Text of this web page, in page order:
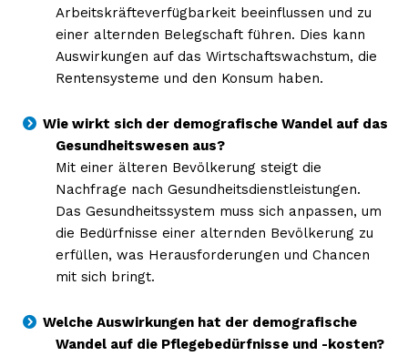
Arbeitskräfteverfügbarkeit beeinflussen und zu
einer alternden Belegschaft führen. Dies kann
Auswirkungen auf das Wirtschaftswachstum, die
Rentensysteme und den Konsum haben.
Wie wirkt sich der demografische Wandel auf das
Gesundheitswesen aus?
Mit einer älteren Bevölkerung steigt die
Nachfrage nach Gesundheitsdienstleistungen.
Das Gesundheitssystem muss sich anpassen, um
die Bedürfnisse einer alternden Bevölkerung zu
erfüllen, was Herausforderungen und Chancen
mit sich bringt.
Welche Auswirkungen hat der demografische
Wandel auf die Pflegebedürfnisse und -kosten?